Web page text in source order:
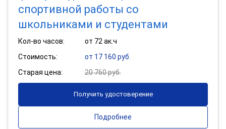
спортивной работы со
школьниками и студентами
Кол-во часов:
от 72 ак.ч
Стоимость:
от 17 160 руб.
Старая цена:
20 760 руб.
Получить удостоверение
Подробнее